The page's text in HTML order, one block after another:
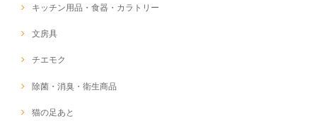
キッチン用品・食器・カラトリー
文房具
チエモク
除菌・消臭・衛生商品
猫の足あと